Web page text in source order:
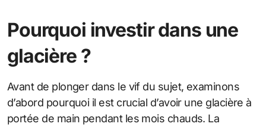
Pourquoi investir dans une
glacière ?
Avant de plonger dans le vif du sujet, examinons
d’abord pourquoi il est crucial d’avoir une glacière à
portée de main pendant les mois chauds. La